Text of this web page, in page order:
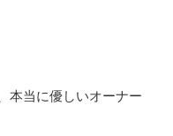
本当に優しいオーナー